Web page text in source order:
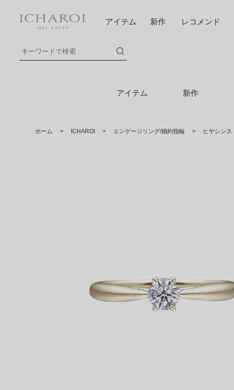
アイテム 新作
アイテム 新作 レコメンド
ホーム > ICHAROI > エンゲージリング/婚約指輪 > ヒヤシンス